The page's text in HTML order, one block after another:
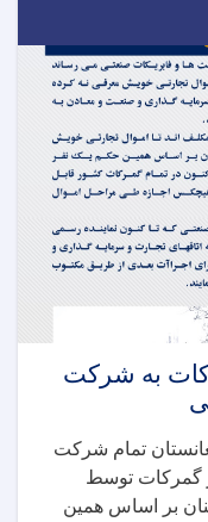
به شرکت
تمام شرکت
گمرکات توسط
بر اساس همین